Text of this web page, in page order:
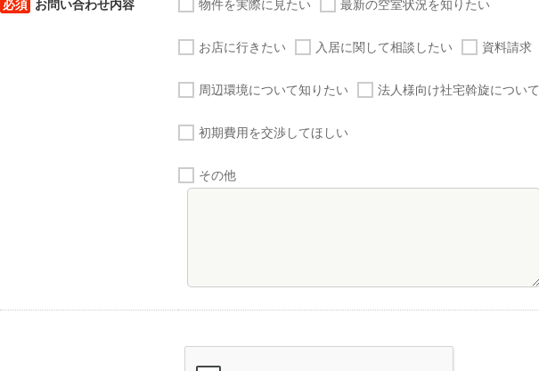
必須 お問い合わせ内容 物件を実際に見たい 最新の空室状況を知りたい
お店に行きたい 入居に関して相談したい 資料請求
周辺環境について知りたい 法人様向け社宅斡旋について
初期費用を交渉してほしい
その他